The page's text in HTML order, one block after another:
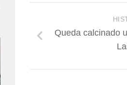
Queda calcinado